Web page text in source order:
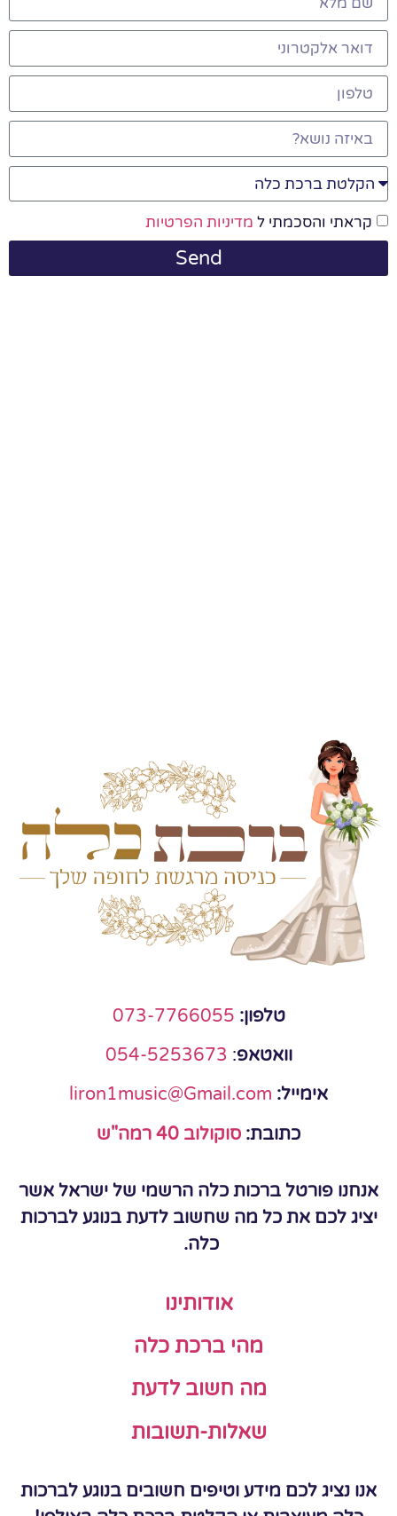
קראתי והסכמתי ל מדיניות הפרטיות
Send
טלפון: 073-7766055
וואטאפ:
054-5253673
אימייל: liron1music@Gmail.com
כתובת: סוקולוב 40 רמה"ש
אנחנו פורטל ברכות כלה הרשמי של ישראל אשר
יציג לכם את כל מה שחשוב לדעת בנוגע לברכות
כלה.
אודותינו
מהי ברכת כלה
מה חשוב לדעת
שאלות-תשובות
אנו נציג לכם מידע וטיפים חשובים בנוגע לברכות